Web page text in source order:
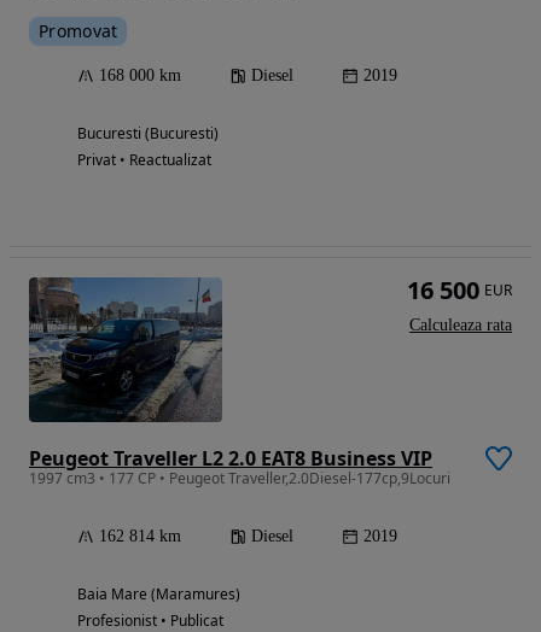
Promovat
168 000 km Diesel 2019
Bucuresti (Bucuresti)
Privat • Reactualizat
Peugeot Traveller L2 2.0 EAT8 Business VIP
1997 cm3 • 177 CP • Peugeot Traveller,2.0Diesel-177cp,9Locuri
162 814 km Diesel 2019
Baia Mare (Maramures)
Profesionist • Publicat
16 500 EUR
Calculeaza rata